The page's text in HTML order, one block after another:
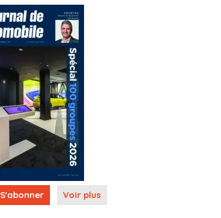
S'abonner Voir plus